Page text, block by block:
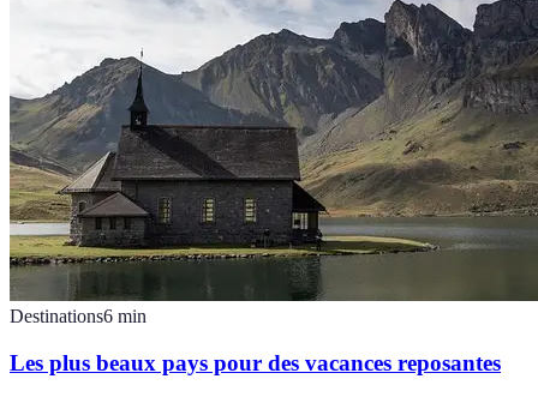
Destinations6 min
Les plus beaux pays pour des vacances reposantes